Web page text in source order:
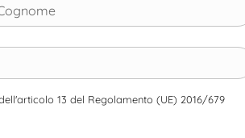
13 del Regolamento (UE) 2016/679